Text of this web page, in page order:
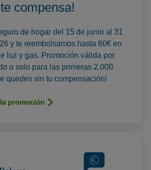
compensa!
de hogar del 15 de junio al 31
y te reembolsamos hasta 60€ en
luz y gas. Promoción válida por
o solo para las primeras 2.000
quedes sin tu compensación!
promoción